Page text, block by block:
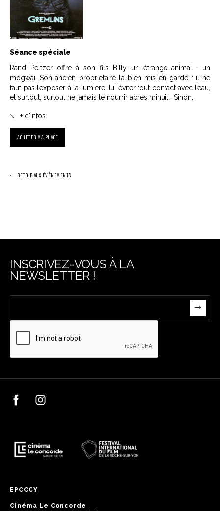
Séance spéciale
Rand Peltzer offre à son fils Billy un étrange animal : un
mogwai. Son ancien propriétaire l’a bien mis en garde : il ne
faut pas l’exposer à la lumiere, lui éviter tout contact avec l’eau,
et surtout, surtout ne jamais le nourrir apres minuit… Sinon…
+ d'infos
ACHETER MA PLACE
RETOUR AUX ÉVÈNEMENTS
INSCRIVEZ-VOUS À LA
NEWSLETTER !
EPCCCY
Cinéma Le Concorde